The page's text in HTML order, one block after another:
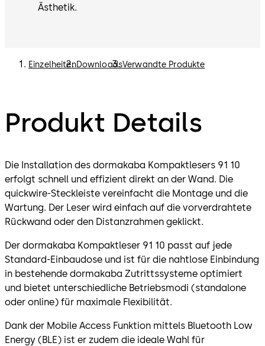
Ästhetik.
EinzelheitenDownloadsVerwandte Produkte
Produkt Details
Die Installation des dormakaba Kompaktlesers 91 10
erfolgt schnell und effizient direkt an der Wand. Die
quickwire-Steckleiste vereinfacht die Montage und die
Wartung. Der Leser wird einfach auf die vorverdrahtete
Rückwand oder den Distanzrahmen geklickt.
Der dormakaba Kompaktleser 91 10 passt auf jede
Standard-Einbaudose und ist für die nahtlose Einbindung
in bestehende dormakaba Zutrittssysteme optimiert
und bietet unterschiedliche Betriebsmodi (standalone
oder online) für maximale Flexibilität.
Dank der Mobile Access Funktion mittels Bluetooth Low
Energy (BLE) ist er zudem die ideale Wahl für